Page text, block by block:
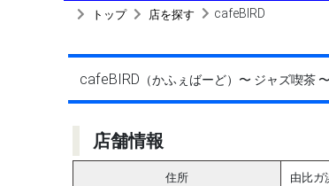
トップ 店を探す cafeBIRD
cafeBIRD （かふぇばーど） 〜 ジャズ喫茶 〜
店舗情報
住所 由比ガ